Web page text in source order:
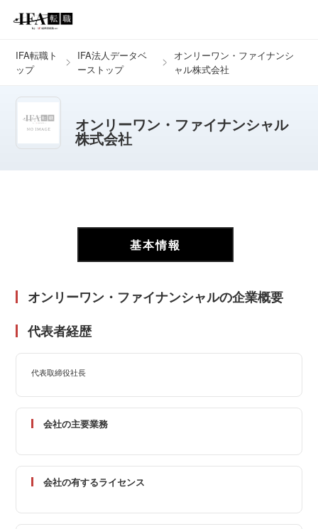
IFA転職ト
ップ
IFA法人データベ
ーストップ
オンリーワン・ファイナンシ
ャル株式会社
オンリーワン・ファイナンシャル
株式会社
基本情報
オンリーワン・ファイナンシャルの企業概要
代表者経歴
代表取締役社長
会社の主要業務
会社の有するライセンス